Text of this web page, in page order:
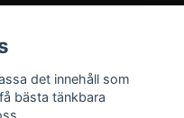
nyhetsbrev
det innehåll som
bästa tänkbara